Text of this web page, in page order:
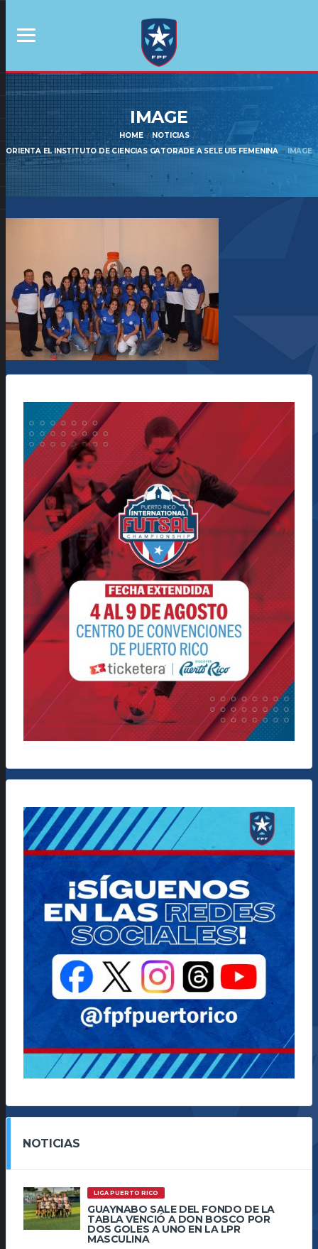
IMAGE
HOME
NOTICIAS
ORIENTA EL INSTITUTO DE CIENCIAS GATORADE A SELE U15 FEMENINA
IMAGE
NOTICIAS
LIGA PUERTO RICO
GUAYNABO SALE DEL FONDO DE LA
TABLA VENCIÓ A DON BOSCO POR
DOS GOLES A UNO EN LA LPR
MASCULINA